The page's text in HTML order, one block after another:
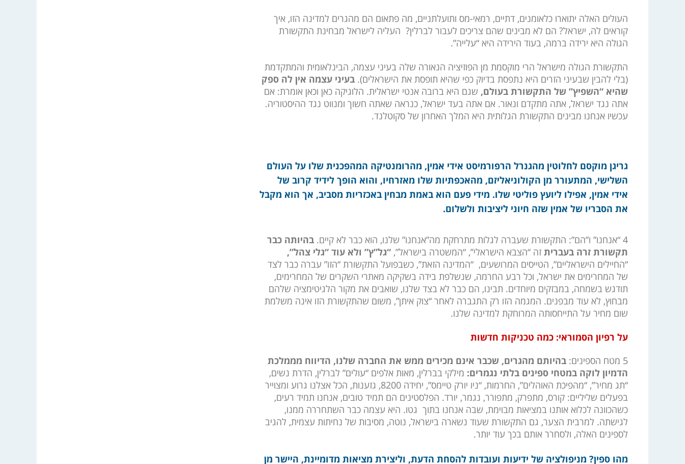
העולים האלה יתוארו כלאומנים, דתיים, רמאי-מס ותועלתניים, מה פתאום הם מהגרים למדינה הזו, איך
קוראים לה, ישראל? הם לא מבינים שהם צריכים לעבור לברלין? העליה לישראל מבחינת התקשורת
הגולה היא ירידה ברמה, בעוד הירידה היא “עלייה”.
התקשורת הגולה מישראל הרי מוקסמת מן הפוזיציה הנאורה שלה בעיני עצמה, הבינלאומית והמתקדמת
(בלי להבין שבעיני הזרים היא נתפסת בדיוק כפי שהיא תופסת את הישראלים). בעיני עצמה אין לה ספק
שהיא “השפיץ” של התקשורת בעולם, שגם היא ברובה אנטי ישראלית. הלוגיקה כאן וכאן אומרת: אם
אתה נגד ישראל, אתה מתקדם ונאור. אם אתה בעד ישראל, כנראה שאתה חשוך ומנווט נגד ההיסטוריה.
עכשיו אנחנו מבינים התקשורת הגלותית היא המלך האחרון של סקוטלנד.
גריגן מוקסם לחלוטין מהגנרל הרפורמיסט אידי אמין, מהרומנטיקה המהפכנית שלו על העולם
השלישי, המתעורר מן הקולוניאליזם, מהאכפתיות שלו מאזרחיו, והוא הופך לידיד קרוב של
אידי אמין, אפילו ליועץ פוליטי שלו. מידי פעם הוא באמת מבחין באכזריות מסביב, אך הוא מקבל
את הסבריו של אמין שזה חיוני ליציבות ולשלום.
4 “אנחנו” ו”הם”: התקשורת שעברה לגלות מתרחקת מה”אנחנו” שלנו, הוא כבר לא קיים.
בהיותה כבר
תקשורת זרה בעברית זה “הצבא הישראלי”, “המשטרה בישראל”, “גל”ץ” ולא עוד “גלי צהל”,
“החיילים הישראליים”, הטייסים המרושעים, “המדינה הזאת”, כשבפועל התקשורת “הזו” עברה כבר לצד
של המחרימים את ישראל, וכל רבע החרמה, שנשלפת בידה בשקיקה מאתרי השקרים של המחרימים,
תודגש בשמחה, במבזקים מיוחדים. תבינו, הם כבר לא בצד שלנו, שואבים את מקור הלגיטימציה שלהם
מבחוץ, לא עוד מבפנים. המגמה הזו רק התגברה לאחר “צוק איתן”, משום שהתקשורת הזו אינה משלמת
שום מחיר על התייחסותה המרוחקת למדינה שלנו.
על רפיון הסמוראי: כמה טכניקות חדשות
5 מטח הספינים:
בהיותם מהגרים, שכבר אינם מכירים ממש את החברה שלנו, הדיווח מממלכת
הדמיון לוקה במטחי ספינים בלתי נגמרים: מילקי בברלין, מאות אלפים “עולים” לברלין, הדרת נשים,
“תג מחיר”, “מהפיכת האוהלים”, החרמות, “ניו יורק טיימס”, יחידה 8200, גזענות, הכל אצלנו גרוע ומצוייר
בפעלים שליליים: קורס, מתפרק, מתפורר, נגמר, יורד. הפלסטינים הם תמיד טובים, אנחנו תמיד רעים,
כשהכוונה לכלוא אותנו במציאות מבוימת, שבה אנחנו בתוך גטו. היא עצמה כבר השתחררה ממנו,
לגישתה. למרבית הצער, גם התקשורת שעוד נשארה בישראל, נוטה, מסיבות של נחיתות עצמית, להגיב
לספינים האלה, ולסחרר אותם בכך עוד יותר.
מהו ספין? מניפולציה של ידיעות ועובדות להסחת הדעת, וליצירת מציאות מדומיינת, היישר מן